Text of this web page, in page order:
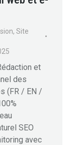
,Site
et
des
(FR / EN /
SEO
avec